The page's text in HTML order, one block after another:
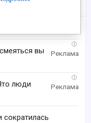
i
вы
i
люди
сократилась